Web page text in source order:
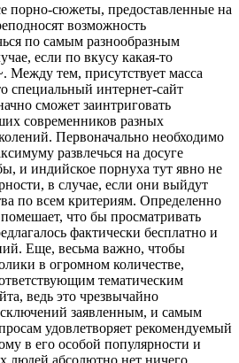
порно-сюжеты, предоставленные на
возможность
по самым разнообразным
если по вкусу какая-то
Между тем, присутствует масса
специальный интернет-сайт
сможет заинтриговать
современников разных
Первоначально необходимо
развлечься на досуге
и индийское порнуха тут явно не
в случае, если они выйдут
по всем критериям. Определенно
что бы просматривать
фактически бесплатно и
Еще, весьма важно, чтобы
в огромном количестве,
тематическим
ведь это чрезвычайно
заявленным, и самым
удовлетворяет рекомендуемый
в его особой популярности и
людей абсолютно нет ничего